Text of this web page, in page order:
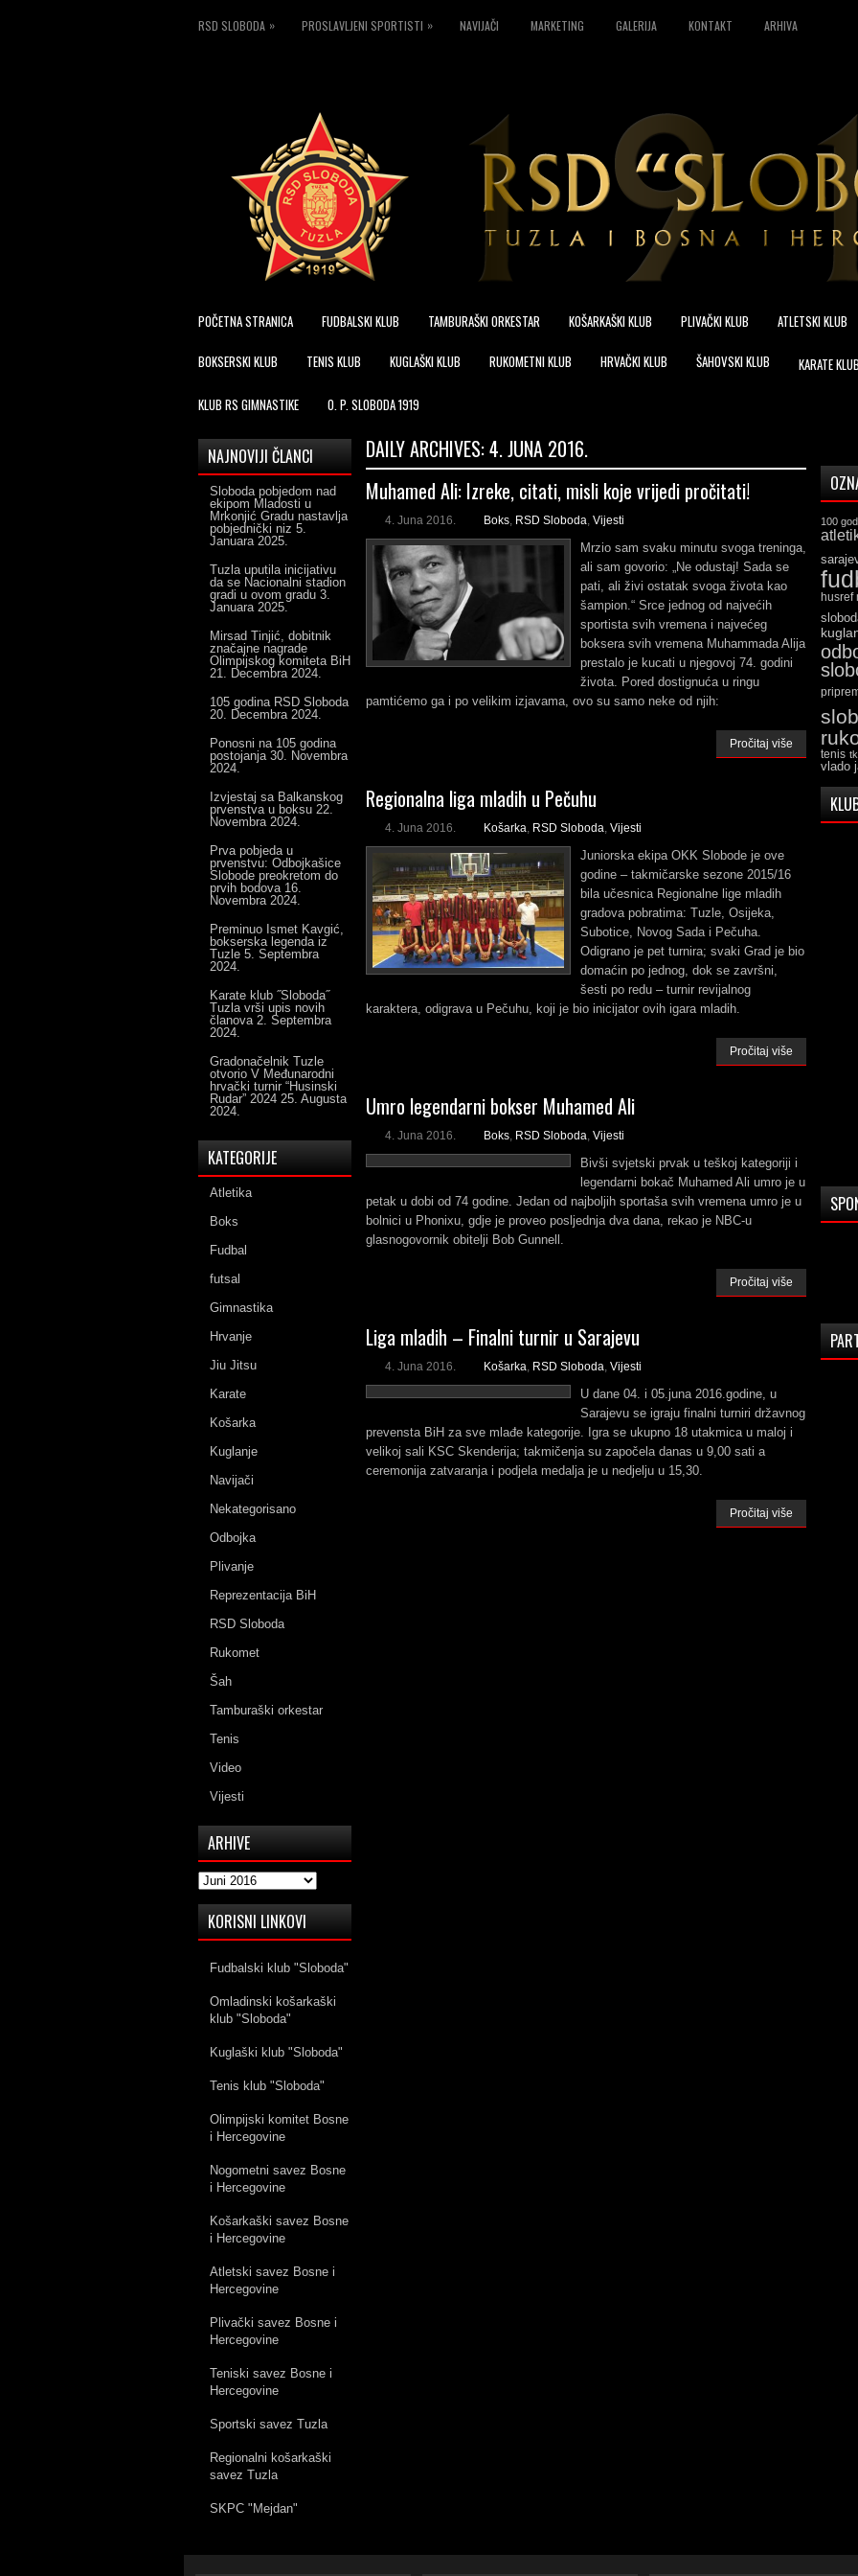
RSD SLOBODA » PROSLAVLJENI SPORTISTI » NAVIJAČI MARKETING GALERIJA KONTAKT ARHIVA
POČETNA STRANICA FUDBALSKI KLUB TAMBURAŠKI ORKESTAR KOŠARKAŠKI KLUB PLIVAČKI KLUB ATLETSKI KLUB
BOKSERSKI KLUB TENIS KLUB KUGLAŠKI KLUB RUKOMETNI KLUB HRVAČKI KLUB ŠAHOVSKI KLUB KARATE KLUB
KLUB RS GIMNASTIKE O. P. SLOBODA 1919
DAILY ARCHIVES:4. JUNA 2016.
Muhamed Ali: Izreke, citati, misli koje vrijedi pročitati!
4. Juna 2016. Boks, RSD Sloboda, Vijesti
Mrzio sam svaku minutu svoga treninga,
ali sam govorio: „Ne odustaj! Sada se
pati, ali živi ostatak svoga života kao
šampion.“ Srce jednog od najvećih
sportista svih vremena i najvećeg
boksera svih vremena Muhammada Alija
prestalo je kucati u njegovoj 74. godini
života. Pored dostignuća u ringu
pamtićemo ga i po velikim izjavama, ovo su samo neke od njih:
Pročitaj više
Regionalna liga mladih u Pečuhu
4. Juna 2016. Košarka, RSD Sloboda, Vijesti
Juniorska ekipa OKK Slobode je ove
godine – takmičarske sezone 2015/16
bila učesnica Regionalne lige mladih
gradova pobratima: Tuzle, Osijeka,
Subotice, Novog Sada i Pečuha.
Odigrano je pet turnira; svaki Grad je bio
domaćin po jednog, dok se završni,
šesti po redu – turnir revijalnog
karaktera, odigrava u Pečuhu, koji je bio inicijator ovih igara mladih.
Pročitaj više
Umro legendarni bokser Muhamed Ali
4. Juna 2016. Boks, RSD Sloboda, Vijesti
Bivši svjetski prvak u teškoj kategoriji i
legendarni bokač Muhamed Ali umro je u
petak u dobi od 74 godine. Jedan od najboljih sportaša svih vremena umro je u
bolnici u Phonixu, gdje je proveo posljednja dva dana, rekao je NBC-u
glasnogovornik obitelji Bob Gunnell.
Pročitaj više
Liga mladih – Finalni turnir u Sarajevu
4. Juna 2016. Košarka, RSD Sloboda, Vijesti
U dane 04. i 05.juna 2016.godine, u
Sarajevu se igraju finalni turniri državnog
prevensta BiH za sve mlađe kategorije. Igra se ukupno 18 utakmica u maloj i
velikoj sali KSC Skenderija; takmičenja su započela danas u 9,00 sati a
ceremonija zatvaranja i podjela medalja je u nedjelju u 15,30.
Pročitaj više
NAJNOVIJI ČLANCI
Sloboda pobjedom nad
ekipom Mladosti u
Mrkonjić Gradu nastavlja
pobjednički niz 5.
Januara 2025.
Tuzla uputila inicijativu
da se Nacionalni stadion
gradi u ovom gradu 3.
Januara 2025.
Mirsad Tinjić, dobitnik
značajne nagrade
Olimpijskog komiteta BiH
21. Decembra 2024.
105 godina RSD Sloboda
20. Decembra 2024.
Ponosni na 105 godina
postojanja 30. Novembra
2024.
Izvjestaj sa Balkanskog
prvenstva u boksu 22.
Novembra 2024.
Prva pobjeda u
prvenstvu: Odbojkašice
Slobode preokretom do
prvih bodova 16.
Novembra 2024.
Preminuo Ismet Kavgić,
bokserska legenda iz
Tuzle 5. Septembra
2024.
Karate klub ˝Sloboda˝
Tuzla vrši upis novih
članova 2. Septembra
2024.
Gradonačelnik Tuzle
otvorio V Međunarodni
hrvački turnir “Husinski
Rudar” 2024 25. Augusta
2024.
KATEGORIJE
Atletika
Boks
Fudbal
futsal
Gimnastika
Hrvanje
Jiu Jitsu
Karate
Košarka
Kuglanje
Navijači
Nekategorisano
Odbojka
Plivanje
Reprezentacija BiH
RSD Sloboda
Rukomet
Šah
Tamburaški orkestar
Tenis
Video
Vijesti
ARHIVE
Arhive
KORISNI LINKOVI
Fudbalski klub "Sloboda"
Omladinski košarkaški
klub "Sloboda"
Kuglaški klub "Sloboda"
Tenis klub "Sloboda"
Olimpijski komitet Bosne
i Hercegovine
Nogometni savez Bosne
i Hercegovine
Košarkaški savez Bosne
i Hercegovine
Atletski savez Bosne i
Hercegovine
Plivački savez Bosne i
Hercegovine
Teniski savez Bosne i
Hercegovine
Sportski savez Tuzla
Regionalni košarkaški
savez Tuzla
SKPC "Mejdan"
100
husref
tenis
vlado